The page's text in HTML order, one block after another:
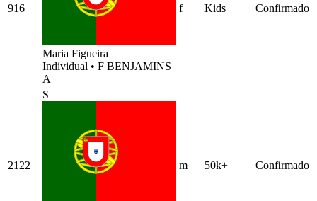
916
Maria Figueira
Individual • F BENJAMINS
A
f Kids Confirmado
2122
S
m 50k+ Confirmado